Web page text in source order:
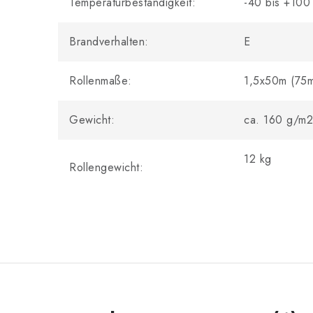
Brandverhalten: E
Rollenmaße: 1,5x50m
Gewicht: ca. 160 g/m2
Rollengewicht:
12 kg